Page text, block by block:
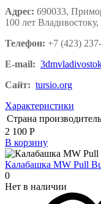
Адрес: 690033,
100 лет Владивостоку,
Телефон: +7 (423)
E-mail:
Сайт: tursio.org
Характеристики
Страна производитель
2 100 Р
В корзину
Калабашка MW Pull
0
Нет в наличии